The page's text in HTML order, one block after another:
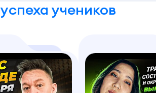
успеха учеников